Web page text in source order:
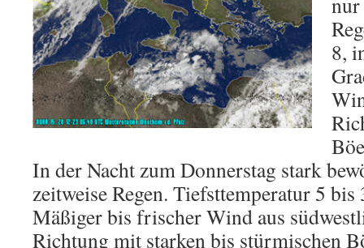
8,
In der Nacht zum Donnerstag stark
zeitweise Regen. Tiefsttemperatur 5
Mäßiger bis frischer Wind aus
Richtung mit starken bis stürmischen